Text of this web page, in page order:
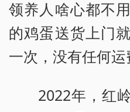
领养人啥心都不
的鸡蛋送货上门
一次，没有任何运
2022年，红